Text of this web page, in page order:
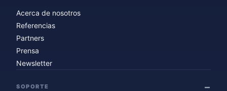
Acerca de nosotros
Referencias
Partners
Prensa
Newsletter
SOPORTE